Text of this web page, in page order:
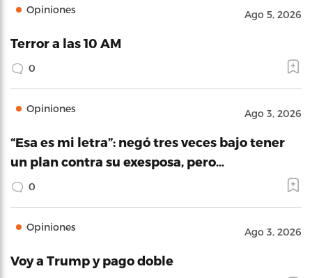
Opiniones Ago 5, 2026
Terror a las 10 AM
0
Opiniones Ago 3, 2026
“Esa es mi letra”: negó tres veces bajo tener
un plan contra su exesposa, pero…
0
Opiniones Ago 3, 2026
Voy a Trump y pago doble